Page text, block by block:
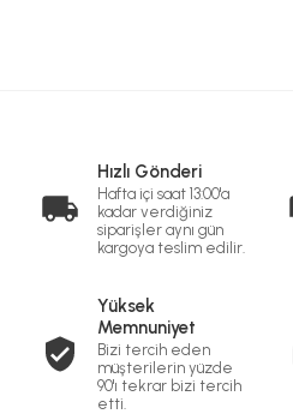
Hızlı Gönderi
Hafta içi saat 13:00'a
kadar verdiğiniz
siparişler aynı gün
kargoya teslim edilir.
Yüksek
Memnuniyet
Bizi tercih eden
müşterilerin yüzde
90'ı tekrar bizi tercih
etti.